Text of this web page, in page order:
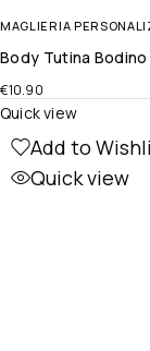
MAGLIERIA
Body Tutina
€10.90
Add to
Quick view
Quick view